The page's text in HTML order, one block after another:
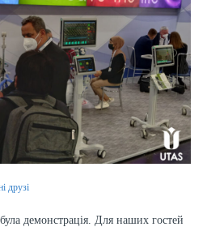
друзі
демонстрація. Для наших гостей